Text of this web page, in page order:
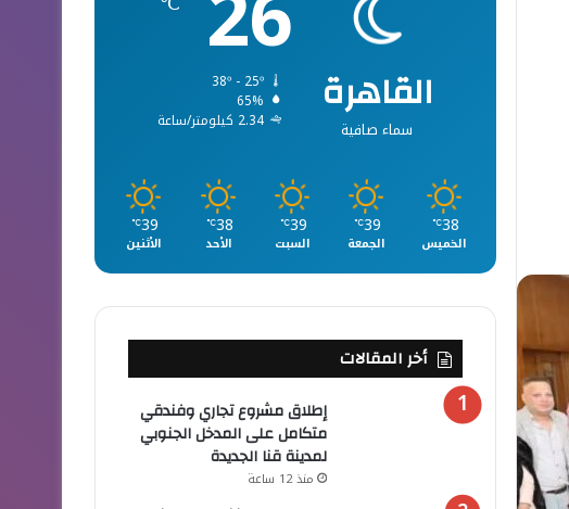
القاهرة
سماء صافية
38º - 25º
65%
2.34 كيلومتر/ساعة
38
℃
الخميس
39
℃
الجمعة
39
℃
السبت
38
℃
الأحد
39
℃
الأثنين
أخر المقالات
إطلاق مشروع تجاري وفندقي
متكامل على المدخل الجنوبي
لمدينة قنا الجديدة
منذ 12 ساعة